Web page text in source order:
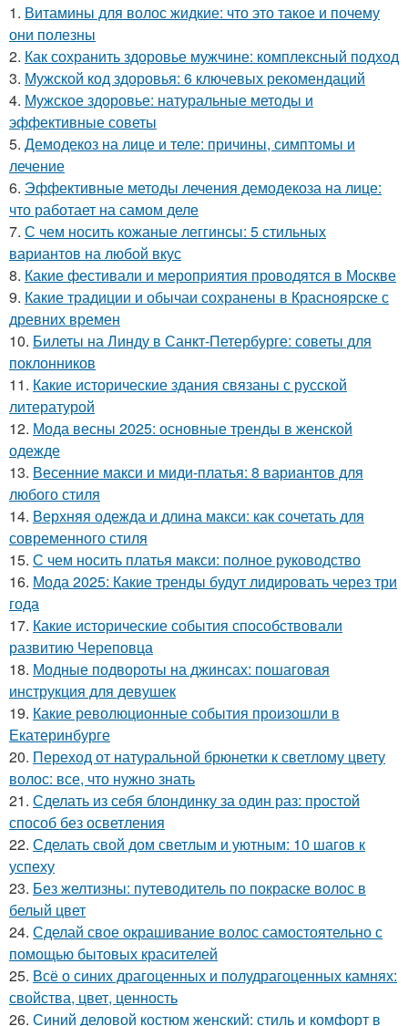
1. Витамины для волос жидкие: что это такое и почему
они полезны
2. Как сохранить здоровье мужчине: комплексный подход
3. Мужской код здоровья: 6 ключевых рекомендаций
4. Мужское здоровье: натуральные методы и
эффективные советы
5. Демодекоз на лице и теле: причины, симптомы и
лечение
6. Эффективные методы лечения демодекоза на лице:
что работает на самом деле
7. С чем носить кожаные леггинсы: 5 стильных
вариантов на любой вкус
8. Какие фестивали и мероприятия проводятся в Москве
9. Какие традиции и обычаи сохранены в Красноярске с
древних времен
10. Билеты на Линду в Санкт-Петербурге: советы для
поклонников
11. Какие исторические здания связаны с русской
литературой
12. Мода весны 2025: основные тренды в женской
одежде
13. Весенние макси и миди-платья: 8 вариантов для
любого стиля
14. Верхняя одежда и длина макси: как сочетать для
современного стиля
15. С чем носить платья макси: полное руководство
16. Мода 2025: Какие тренды будут лидировать через три
года
17. Какие исторические события способствовали
развитию Череповца
18. Модные подвороты на джинсах: пошаговая
инструкция для девушек
19. Какие революционные события произошли в
Екатеринбурге
20. Переход от натуральной брюнетки к светлому цвету
волос: все, что нужно знать
21. Сделать из себя блондинку за один раз: простой
способ без осветления
22. Сделать свой дом светлым и уютным: 10 шагов к
успеху
23. Без желтизны: путеводитель по покраске волос в
белый цвет
24. Сделай свое окрашивание волос самостоятельно с
помощью бытовых красителей
25. Всё о синих драгоценных и полудрагоценных камнях:
свойства, цвет, ценность
26. Синий деловой костюм женский: стиль и комфорт в